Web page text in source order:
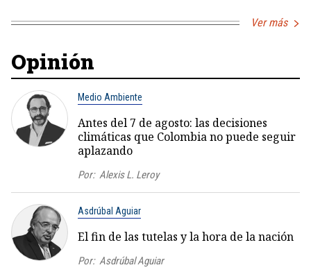
Ver más
Opinión
Medio Ambiente
Antes del 7 de agosto: las decisiones
climáticas que Colombia no puede seguir
aplazando
Por: Alexis L. Leroy
Asdrúbal Aguiar
El fin de las tutelas y la hora de la nación
Por: Asdrúbal Aguiar